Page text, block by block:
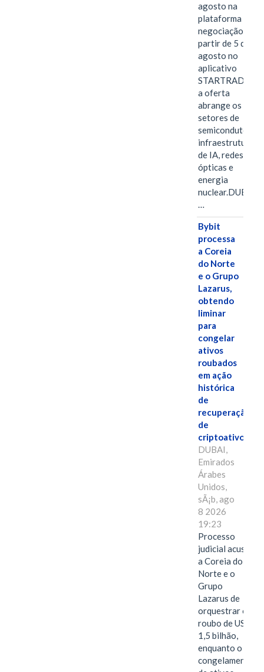
agosto na
plataforma de
negociação e a
partir de 5 de
agosto no
aplicativo
STARTRADER,
a oferta
abrange os
setores de
semicondutores,
infraestrutura
de IA, redes
ópticas e
energia
nuclear.DUBAI,
…
Bybit
processa
a Coreia
do Norte
e o Grupo
Lazarus,
obtendo
liminar
para
congelar
ativos
roubados
em ação
histórica
de
recuperação
de
criptoativos
DUBAI,
Emirados
Árabes
Unidos,
sÃ¡b, ago
8 2026
19:23
Processo
judicial acusa
a Coreia do
Norte e o
Grupo
Lazarus de
orquestrar o
roubo de US$
1,5 bilhão,
enquanto o
congelamento